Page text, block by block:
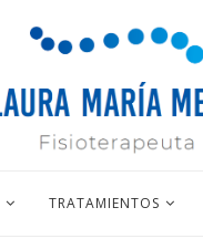
TRATAMIENTOS